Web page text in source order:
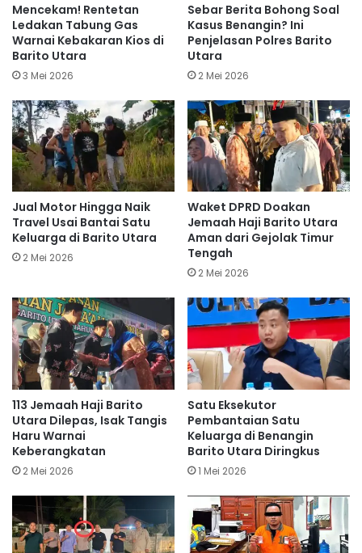
Mencekam! Rentetan
Ledakan Tabung Gas
Warnai Kebakaran Kios di
Barito Utara
3 Mei 2026
Sebar Berita Bohong Soal
Kasus Benangin? Ini
Penjelasan Polres Barito
Utara
2 Mei 2026
Jual Motor Hingga Naik
Travel Usai Bantai Satu
Keluarga di Barito Utara
2 Mei 2026
Waket DPRD Doakan
Jemaah Haji Barito Utara
Aman dari Gejolak Timur
Tengah
2 Mei 2026
113 Jemaah Haji Barito
Utara Dilepas, Isak Tangis
Haru Warnai
Keberangkatan
2 Mei 2026
Satu Eksekutor
Pembantaian Satu
Keluarga di Benangin
Barito Utara Diringkus
1 Mei 2026